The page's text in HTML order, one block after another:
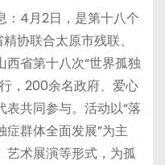
：4月2日，是第十八个
协联合太原市残联、
省第十八次“世界孤独
，200余名政府、爱心
共同参与。活动以“落
症群体全面发展”为主
艺术展演等形式，为孤